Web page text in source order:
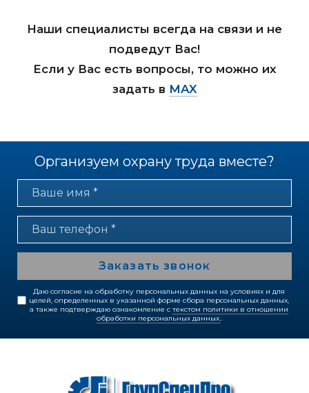
Наши специалисты всегда на связи и не
подведут Вас!
Если у Вас есть вопросы, то можно их
задать в MAX
Организуем охрану труда вместе?
Заказать звонок
Даю согласие на обработку персональных данных на условиях и для
целей, определенных в указанной форме сбора персональных данных,
а также подтверждаю ознакомление с текстом политики в отношении
обработки персональных данных..